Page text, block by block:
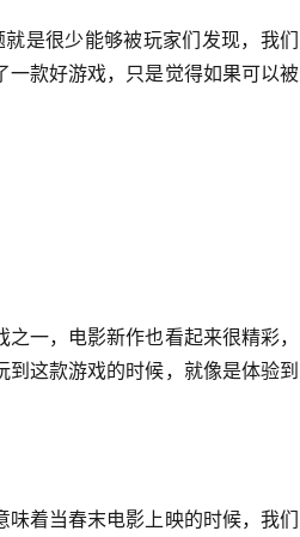
是很少能够被玩家们发现，我们
款好游戏，只是觉得如果可以被
一，电影新作也看起来很精彩，
这款游戏的时候，就像是体验到
着当春末电影上映的时候，我们